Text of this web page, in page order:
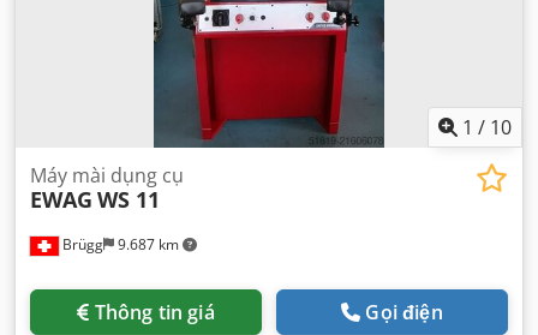
1 / 10
Brügg 9.687 km
Máy mài dụng cụ
EWAG WS 11
Thông tin giá Gọi điện